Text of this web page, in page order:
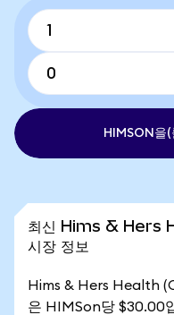
HIMSON을
최신 Hims & Hers
시장 정보
Hims & Hers Health
은 HIMSon당 $30.00